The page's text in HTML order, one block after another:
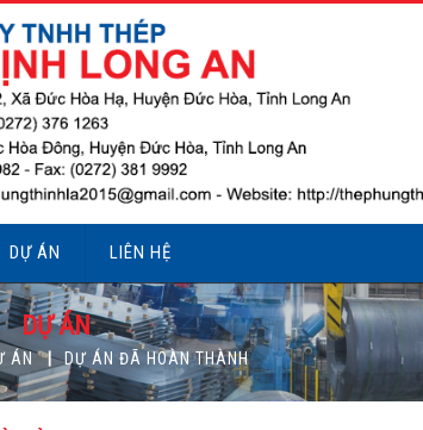
DỰ ÁN LIÊN HỆ
DỰ ÁN
ÁN DỰ ÁN ĐÃ HOÀN THÀNH